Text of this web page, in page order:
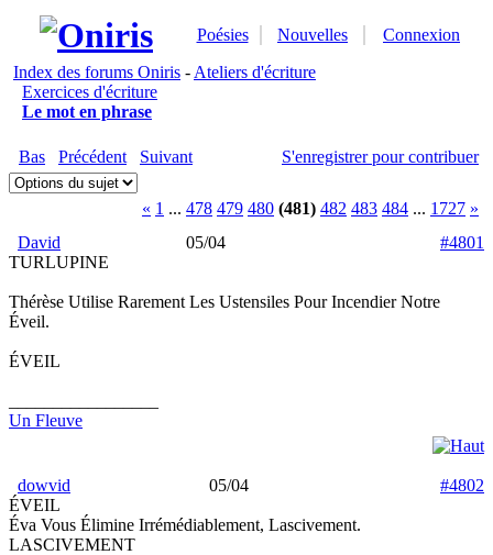
Poésies Nouvelles
Connexion
Index des forums Oniris - Ateliers d'écriture
Exercices d'écriture
Le mot en phrase
Bas Précédent Suivant S'enregistrer pour contribuer
« 1 ... 478 479 480 (481) 482 483 484 ... 1727 »
David
05/04
#4801
TURLUPINE
Thérèse Utilise Rarement Les Ustensiles Pour Incendier Notre
Éveil.
ÉVEIL
Un Fleuve
dowvid 05/04
#4802
ÉVEIL
Éva Vous Élimine Irrémédiablement, Lascivement.
LASCIVEMENT